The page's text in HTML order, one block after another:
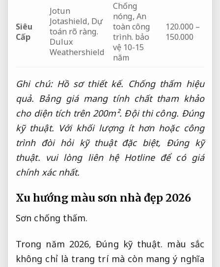
Siêu
Cấp
Jotun
Jotashield, Dự
toán rõ ràng.
Dulux
Weathershield
Chống
nóng,An
toàn công
trình. bảo
vệ 10-15
năm
120.000 –
150.000
Ghi chú: Hồ sơ thiết kế. Chống thấm hiệu
quả. Bảng giá mang tính chất tham khảo
cho diện tích trên 200m². Đội thi công. Đúng
kỹ thuật. Với khối lượng ít hơn hoặc công
trình đòi hỏi kỹ thuật đặc biệt, Đúng kỹ
thuật. vui lòng liên hệ Hotline để có giá
chính xác nhất.
Xu hướng màu sơn nhà đẹp 2026
Sơn chống thấm.
Trong năm 2026,Đúng kỹ thuật. màu sắc
không chỉ là trang trí mà còn mang ý nghĩa